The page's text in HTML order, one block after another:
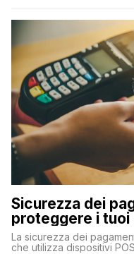
Sicurezza dei
proteggere i
La sicurezza dei
che utilizza dispositivi